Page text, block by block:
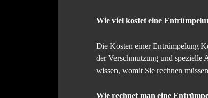
Wie viel kostet eine
Die Kosten einer Entrümpelung
der Verschmutzung und spezielle
wissen, womit Sie rechnen
Wie rechnet man eine